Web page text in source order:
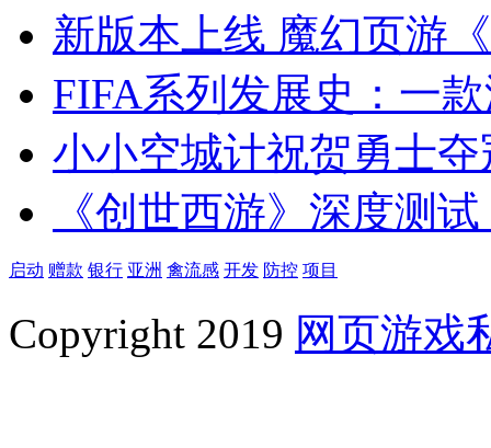
新版本上线 魔幻页游
FIFA系列发展史：一
小小空城计祝贺勇士
《创世西游》深度测
启动 赠款 银行 亚洲 禽流感 开发 防控 项目
Copyright 2019 网页游戏